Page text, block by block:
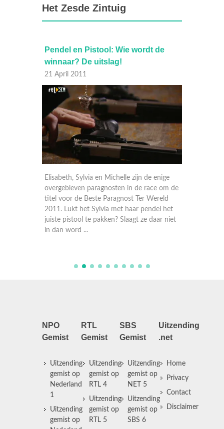
Het Zesde Zintuig
Pendel en Pistool: Wie wordt de
winnaar? De uitslag!
21 April 2011
Elisabeth, Sylvia en Michelle zijn de enige
overgebleven paragnosten in de race om de
titel voor de Beste Paragnost Ter Wereld
2011. Lukt het Sylvia met haar pendel het
juiste pistool te pakken? Slaagt ze daar niet
in dan word ...
NPO
Gemist
Uitzending
gemist op
Nederland
1
Uitzending
gemist op
RTL
Gemist
Uitzending
gemist op
RTL 4
Uitzending
gemist op
RTL 5
SBS
Gemist
Uitzending
gemist op
NET 5
Uitzending
gemist op
SBS 6
Uitzending
.net
Home
Privacy
Contact
Disclaimer